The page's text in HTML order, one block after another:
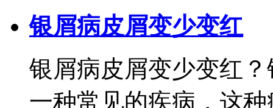
银屑病皮屑变少变红
银屑病皮屑变少变红
一种常见的疾病，这